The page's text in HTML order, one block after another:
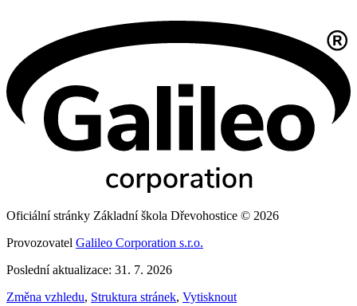
Oficiální stránky Základní škola Dřevohostice © 2026
Provozovatel Galileo Corporation s.r.o.
Poslední aktualizace: 31. 7. 2026
Změna vzhledu, Struktura stránek, Vytisknout